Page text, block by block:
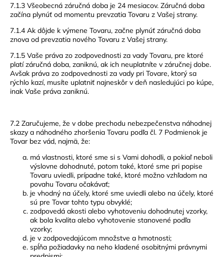
7.1.3 Všeobecná záručná doba je 24 mesiacov. Záručná doba
začína plynúť od momentu prevzatia Tovaru z Vašej strany.
7.1.4 Ak dôjde k výmene Tovaru, začne plynúť záručná doba
znova od prevzatia nového Tovaru z Vašej strany.
7.1.5 Vaše práva zo zodpovednosti za vady Tovaru, pre ktoré
platí záručná doba, zaniknú, ak ich neuplatníte v záručnej dobe.
Avšak práva zo zodpovednosti za vady pri Tovare, ktorý sa
rýchlo kazí, musíte uplatniť najneskôr v deň nasledujúci po kúpe,
inak Vaše práva zaniknú.
7.2 Zaručujeme, že v dobe prechodu nebezpečenstva náhodnej
skazy a náhodného zhoršenia Tovaru podľa čl. 7 Podmienok je
Tovar bez vád, najmä, že:
má vlastnosti, ktoré sme si s Vami dohodli, a pokiaľ neboli
výslovne dohodnuté, potom také, ktoré sme pri popise
Tovaru uviedli, prípadne také, ktoré možno vzhľadom na
povahu Tovaru očakávať;
je vhodný na účely, ktoré sme uviedli alebo na účely, ktoré
sú pre Tovar tohto typu obvyklé;
zodpovedá akosti alebo vyhotoveniu dohodnutej vzorky,
ak bola kvalita alebo vyhotovenie stanovené podľa
vzorky;
je v zodpovedajúcom množstve a hmotnosti;
spĺňa požiadavky na neho kladené osobitnými právnymi